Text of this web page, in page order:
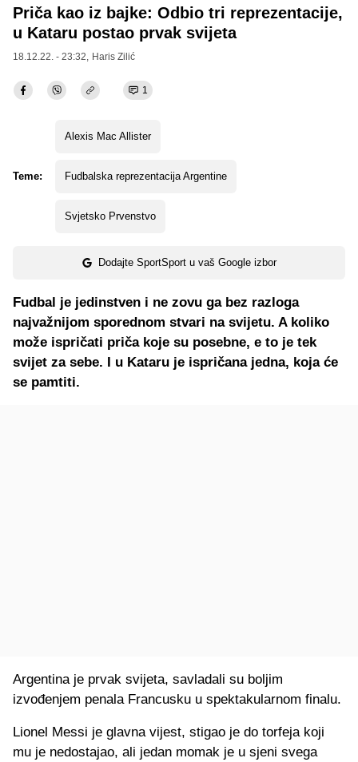
Priča kao iz bajke: Odbio tri reprezentacije,
u Kataru postao prvak svijeta
18.12.22. - 23:32, Haris Zilić
1
Teme:
Alexis Mac Allister
Fudbalska reprezentacija Argentine
Svjetsko Prvenstvo
Dodajte SportSport u vaš Google izbor
Fudbal je jedinstven i ne zovu ga bez razloga
najvažnijom sporednom stvari na svijetu. A koliko
može ispričati priča koje su posebne, e to je tek
svijet za sebe. I u Kataru je ispričana jedna, koja će
se pamtiti.
Argentina je prvak svijeta, savladali su boljim
izvođenjem penala Francusku u spektakularnom finalu.
Lionel Messi je glavna vijest, stigao je do torfeja koji
mu je nedostajao, ali jedan momak je u sjeni svega